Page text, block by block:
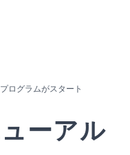
ログラムがスタート
ーアル